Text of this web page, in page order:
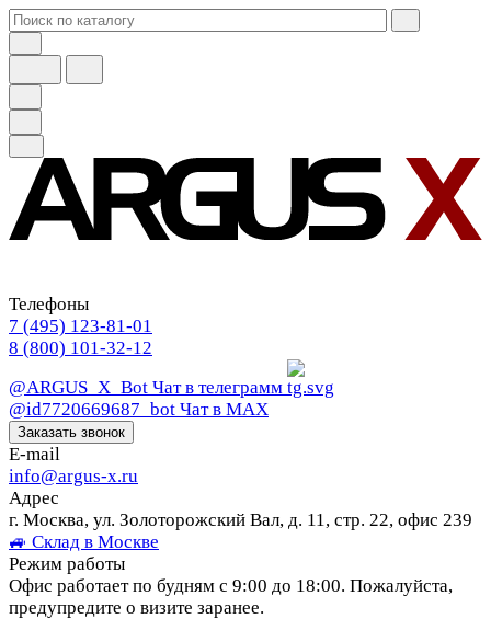
Телефоны
7 (495) 123-81-01
8 (800) 101-32-12
@ARGUS_X_Bot Чат в телеграмм
@id7720669687_bot Чат в МАХ
Заказать звонок
E-mail
info@argus-x.ru
Адрес
г. Москва, ул. Золоторожский Вал, д. 11, стр. 22, офис 239
🚙 Склад в Москве
Режим работы
Офис работает по будням с 9:00 до 18:00. Пожалуйста,
предупредите о визите заранее.